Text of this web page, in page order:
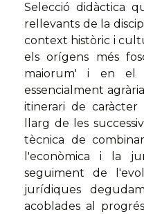
Selecció didàctica
rellevants de la
context històric i
els orígens més
maiorum' i en el
essencialment
itinerari de caràcter
llarg de les
tècnica de
l'econòmica i la
seguiment de
jurídiques
acoblades al